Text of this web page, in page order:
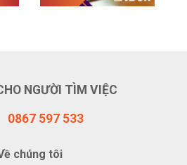
NGƯỜI TÌM VIỆC
0867 597 533
chúng tôi